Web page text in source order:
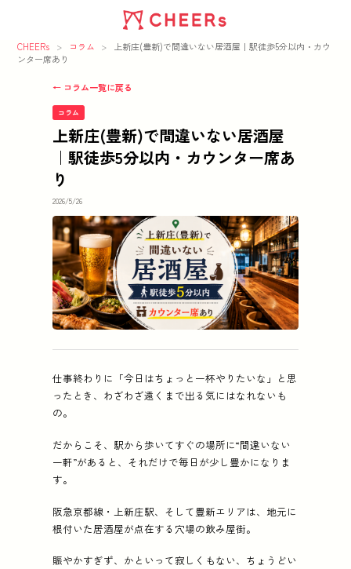
CHEERs > コラム >
上新庄(豊新)で間違いない居酒屋｜駅徒歩5分以内・カウ
ンター席あり
← コラム一覧に戻る
コラム
上新庄(豊新)で間違いない居酒屋
｜駅徒歩5分以内・カウンター席あ
り
2026/5/26
この記事の要点
仕事終わりに「今日はちょっと一杯やりたいな」
紹介店 (5店): 鉄板酒場 寺脇屋、海鮮居酒屋 八八 上
仕事終わりに「今日はちょっと一杯やりたいな」と思
ったとき、わざわざ遠くまで出る気にはなれないも
の。
だからこそ、駅から歩いてすぐの場所に“間違いない
一軒”があると、それだけで毎日が少し豊かになりま
す。
阪急京都線・上新庄駅、そして豊新エリアは、地元に
根付いた居酒屋が点在する穴場の飲み屋街。
賑やかすぎず、かといって寂しくもない、ちょうどい